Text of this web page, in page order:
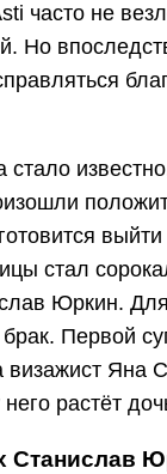
часто не
Но
стало
стал
Юркин.
Первой
Яна
растёт
Станислав